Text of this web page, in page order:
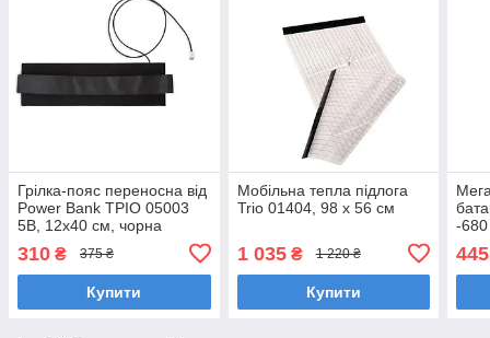
Грілка-пояс переносна від
Power Bank ТРІО 05003
5В, 12х40 см, чорна
310 ₴ 375 ₴
Купити
Мобільна тепла підлога
Trio 01404, 98 х 56 см
1 035₴ 1 220 ₴
Купити
-
445